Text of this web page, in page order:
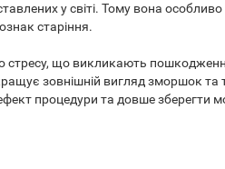
у світі. Тому вона
старіння.
стресу, що викликають
зовнішній вигляд зморшок та
процедури та довше зберегти